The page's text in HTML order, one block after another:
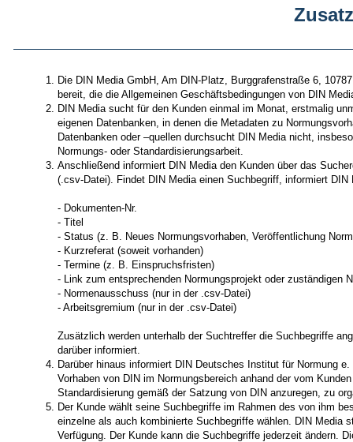
Die DIN Media GmbH, Am DIN-Platz, Burggrafenstraße 6,
bereit, die die Allgemeinen Geschäftsbedingungen von DIN
DIN Media sucht für den Kunden einmal im Monat, erstmalig
eigenen Datenbanken, in denen die Metadaten zu
Datenbanken oder –quellen durchsucht DIN Media nicht,
Normungs- oder Standardisierungsarbeit.
Anschließend informiert DIN Media den Kunden über das
(.csv-Datei). Findet DIN Media einen Suchbegriff, informiert
- Dokumenten-Nr.
- Titel
- Status (z. B. Neues Normungsvorhaben, Veröffentlichung
- Kurzreferat (soweit vorhanden)
- Termine (z. B. Einspruchsfristen)
- Link zum entsprechenden Normungsprojekt oder zuständigen
- Normenausschuss (nur in der .csv-Datei)
- Arbeitsgremium (nur in der .csv-Datei)
Zusätzlich werden unterhalb der Suchtreffer die Suchbegriffe
darüber informiert.
Darüber hinaus informiert DIN Deutsches Institut für Normung
Vorhaben von DIN im Normungsbereich anhand der vom
Standardisierung gemäß der Satzung von DIN anzuregen, zu
Der Kunde wählt seine Suchbegriffe im Rahmen des von ihm
einzelne als auch kombinierte Suchbegriffe wählen. DIN Media
Verfügung. Der Kunde kann die Suchbegriffe jederzeit ändern.